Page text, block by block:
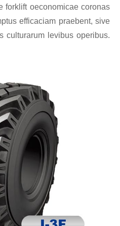
forklift oeconomicae coronas
efficaciam praebent, sive
culturarum levibus operibus.